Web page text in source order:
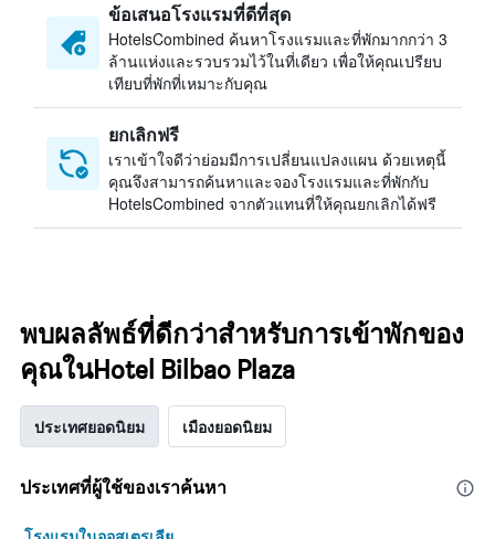
ข้อเสนอโรงแรมที่ดีที่สุด
HotelsCombined ค้นหาโรงแรมและที่พักมากกว่า 3
ล้านแห่งและรวบรวมไว้ในที่เดียว เพื่อให้คุณเปรียบ
เทียบที่พักที่เหมาะกับคุณ
ยกเลิกฟรี
เราเข้าใจดีว่าย่อมมีการเปลี่ยนแปลงแผน ด้วยเหตุนี้
คุณจึงสามารถค้นหาและจองโรงแรมและที่พักกับ
HotelsCombined จากตัวแทนที่ให้คุณยกเลิกได้ฟรี
พบผลลัพธ์ที่ดีกว่าสำหรับการเข้าพักของ
คุณในHotel Bilbao Plaza
ประเทศยอดนิยม เมืองยอดนิยม
ประเทศที่ผู้ใช้ของเราค้นหา